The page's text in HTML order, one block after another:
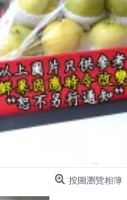
按圖瀏覽相簿